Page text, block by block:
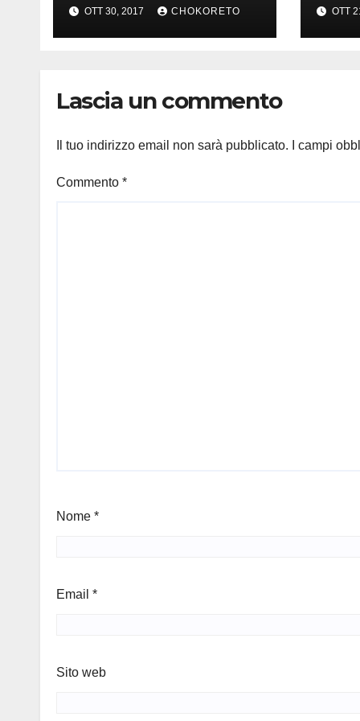
OTT 30, 2017 CHOKORETO OTT
Lascia un commento
Il tuo indirizzo email non sarà pubblicato. I campi
Commento *
Nome *
Email *
Sito web